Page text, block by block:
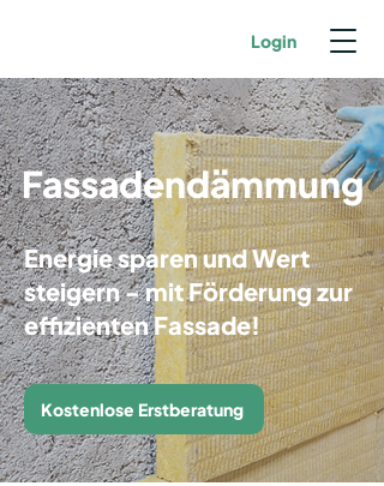
Login
Fassadendämmung
Energie sparen und Wert
steigern - mit Förderung zur
effizienten Fassade!
Kostenlose Erstberatung